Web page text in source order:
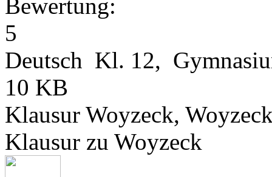
Deutsch Kl. 12,
10 KB
Klausur Woyzeck,
Klausur zu Woyzeck